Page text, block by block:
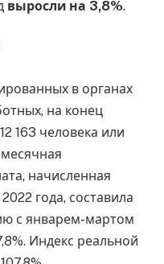
выросли на 3,8%.
в органах
на конец
163 человека или
начисленная
года, составила
с январем-мартом
Индекс реальной